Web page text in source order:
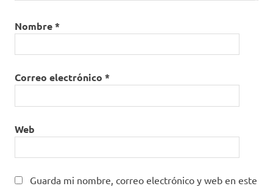
Nombre*
Correo electrónico *
Web
Guarda mi nombre, correo electrónico y web en este